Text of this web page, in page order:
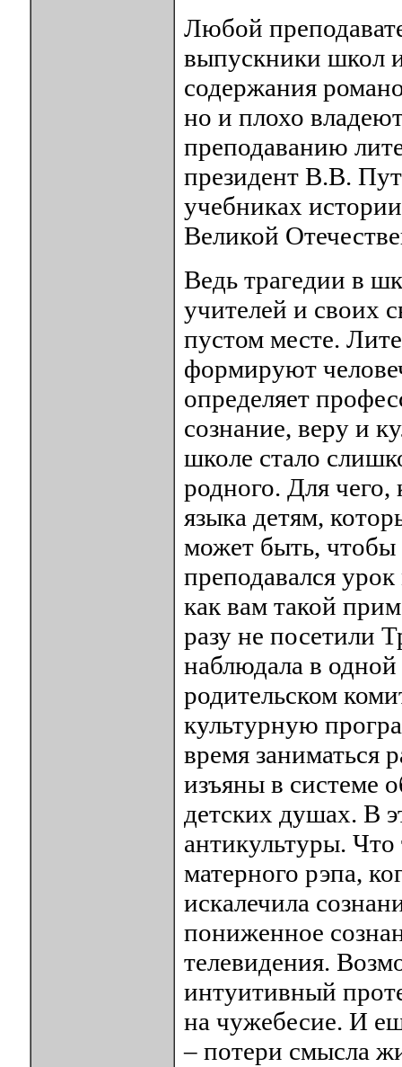
Любой
выпускники школ
содержания
но и плохо
преподаванию
президент В.В.
учебниках
Великой
Ведь трагедии в
учителей и своих
пустом месте.
формируют
определяет
сознание, веру и
школе стало
родного. Для чего,
языка детям,
может быть, чтобы
преподавался
как вам такой
разу не посетили
наблюдала в одной
родительском
культурную
время заниматься
изъяны в системе
детских душах. В
антикультуры.
матерного рэпа,
искалечила
пониженное
телевидения.
интуитивный
на чужебесие. И
– потери смысла